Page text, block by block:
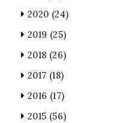
2020 (24)
2019 (25)
2018 (26)
2017 (18)
2016 (17)
2015 (56)